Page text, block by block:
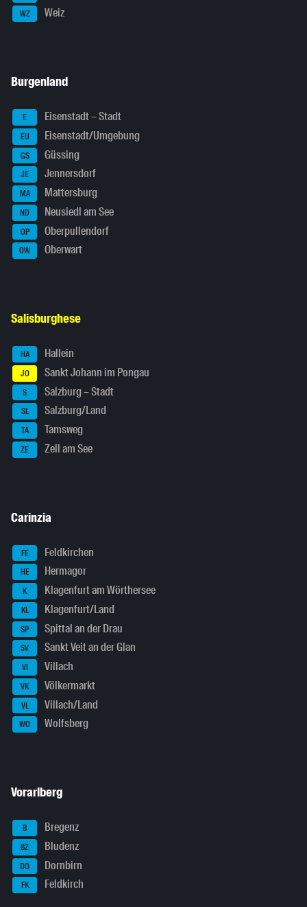
WZ Weiz
Burgenland
E Eisenstadt – Stadt
EU Eisenstadt/Umgebung
GS Güssing
JE Jennersdorf
MA Mattersburg
ND Neusiedl am See
OP Oberpullendorf
OW Oberwart
Salisburghese
HA Hallein
JO Sankt Johann im Pongau
S Salzburg – Stadt
SL Salzburg/Land
TA Tamsweg
ZE Zell am See
Carinzia
FE Feldkirchen
HE Hermagor
K Klagenfurt am Wörthersee
KL Klagenfurt/Land
SP Spittal an der Drau
SV Sankt Veit an der Glan
VI Villach
VK Völkermarkt
VL Villach/Land
WO Wolfsberg
Vorarlberg
B Bregenz
BZ Bludenz
DO Dornbirn
FK Feldkirch